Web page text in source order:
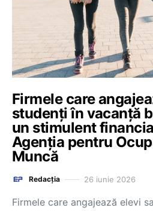
Firmele care
studenți în vacanță
un stimulent
Agenția pentru
Muncă
Redacția 26 iunie 2026
Firmele care angajează elevi